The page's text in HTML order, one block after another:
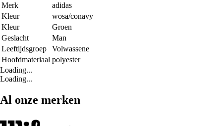
Merk
adidas
Kleur
wosa/conavy
Kleur
Groen
Geslacht
Man
Leeftijdsgroep
Volwassene
Hoofdmateriaal polyester
Loading...
Loading...
Al onze merken